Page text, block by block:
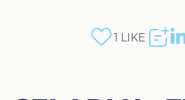
1 LIKE